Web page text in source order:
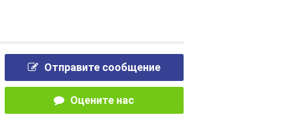
Отправите сообщение
Оцените нас